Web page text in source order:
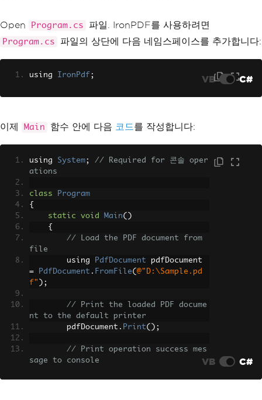
Open Program.cs 파일. IronPDF를 사용하려면
Program.cs 파일의 상단에 다음 네임스페이스를 추가합니다:
using IronPdf ; VB C#
이제 Main 함수 안에 다음 코드를 작성합니다:
using System;
// Required for 콘솔 oper
ations
class
Program
{
static
void Main()
{
// Load the PDF document from
file
        using
PdfDocument
=
PdfDocument . FromFile( @"D:\Sample.pd
f" );
// Print the loaded PDF docume
nt to the default printer
        pdfDocument
. Print();
// Print operation success mes
sage to console
VB C#